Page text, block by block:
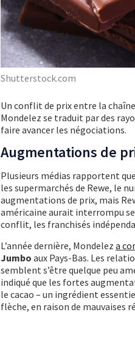
Shutterstock.com
Un conflit de prix entre la
Mondelez se traduit par des
faire avancer les négociations.
Augmentations de
Plusieurs médias rapportent
les supermarchés de Rewe, le
augmentations de prix, mais
américaine aurait interrompu
conflit, les franchisés
L’année dernière, Mondelez a
Jumbo aux Pays-Bas. Les
semblent s’être quelque peu
indiqué que les fortes
le cacao – un ingrédient
flèche, en raison de mauvaises